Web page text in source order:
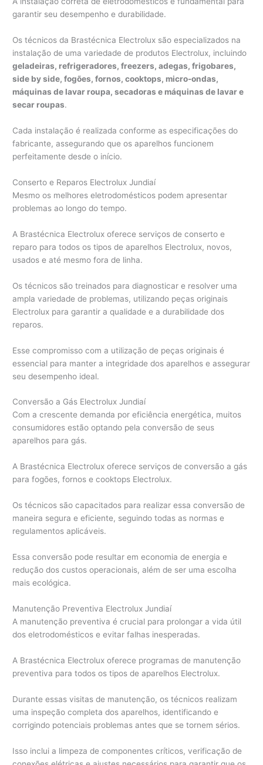
garantir seu desempenho e durabilidade.
Os técnicos da Brastécnica Electrolux são especializados na
instalação de uma variedade de produtos Electrolux, incluindo
geladeiras, refrigeradores, freezers, adegas, frigobares,
side by side, fogões, fornos, cooktops, micro-ondas,
máquinas de lavar roupa, secadoras e máquinas de lavar e
secar roupas.
Cada instalação é realizada conforme as especificações do
fabricante, assegurando que os aparelhos funcionem
perfeitamente desde o início.
Conserto e Reparos Electrolux Jundiaí
Mesmo os melhores eletrodomésticos podem apresentar
problemas ao longo do tempo.
A Brastécnica Electrolux oferece serviços de conserto e
reparo para todos os tipos de aparelhos Electrolux, novos,
usados e até mesmo fora de linha.
Os técnicos são treinados para diagnosticar e resolver uma
ampla variedade de problemas, utilizando peças originais
Electrolux para garantir a qualidade e a durabilidade dos
reparos.
Esse compromisso com a utilização de peças originais é
essencial para manter a integridade dos aparelhos e assegurar
seu desempenho ideal.
Conversão a Gás Electrolux Jundiaí
Com a crescente demanda por eficiência energética, muitos
consumidores estão optando pela conversão de seus
aparelhos para gás.
A Brastécnica Electrolux oferece serviços de conversão a gás
para fogões, fornos e cooktops Electrolux.
Os técnicos são capacitados para realizar essa conversão de
maneira segura e eficiente, seguindo todas as normas e
regulamentos aplicáveis.
Essa conversão pode resultar em economia de energia e
redução dos custos operacionais, além de ser uma escolha
mais ecológica.
Manutenção Preventiva Electrolux Jundiaí
A manutenção preventiva é crucial para prolongar a vida útil
dos eletrodomésticos e evitar falhas inesperadas.
A Brastécnica Electrolux oferece programas de manutenção
preventiva para todos os tipos de aparelhos Electrolux.
Durante essas visitas de manutenção, os técnicos realizam
uma inspeção completa dos aparelhos, identificando e
corrigindo potenciais problemas antes que se tornem sérios.
Isso inclui a limpeza de componentes críticos, verificação de